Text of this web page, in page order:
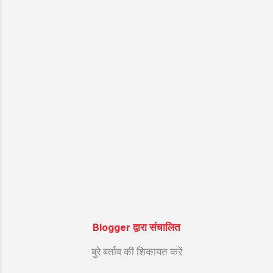
Blogger द्वारा संचालित
बुरे बर्ताव की शिकायत करें